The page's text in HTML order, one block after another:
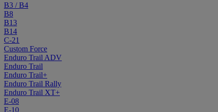
B3 / B4
B8
B13
B14
C-21
Custom Force
Enduro Trail ADV
Enduro Trail
Enduro Trail+
Enduro Trail Rally
Enduro Trail XT+
E-08
E-10